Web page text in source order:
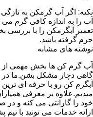
نکته: اگر آب گرمکن به
آب را به اندازه کافی گرم
تعمیر آبگرمکن را با بررسی
جرم گرفته باشد.
نوشته های مشابه
آب گرم کن ها بخش مهمی از
گاهی دچار مشکل بشن.ما در
آبگرم کن رو با حرفه ای
میدیم.علاوه بر معرفی
خود را گارانتی می کنه و
ارائه خدمات می تونید با تیم